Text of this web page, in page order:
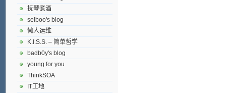
抚琴煮酒
selboo's blog
懒人运维
K.I.S.S. – 简单哲学
badb0y's blog
young for you
ThinkSOA
IT工地